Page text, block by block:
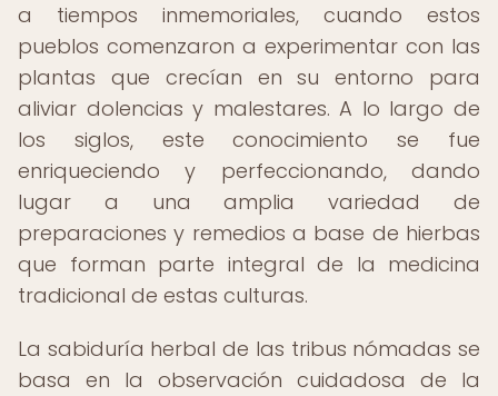
a tiempos inmemoriales, cuando estos
pueblos comenzaron a experimentar con las
plantas que crecían en su entorno para
aliviar dolencias y malestares. A lo largo de
los siglos, este conocimiento se fue
enriqueciendo y perfeccionando, dando
lugar a una amplia variedad de
preparaciones y remedios a base de hierbas
que forman parte integral de la medicina
tradicional de estas culturas.
La sabiduría herbal de las tribus nómadas se
basa en la observación cuidadosa de la